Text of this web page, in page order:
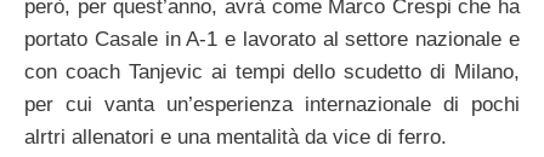
però, per quest’anno, avrà come Marco Crespi che ha
portato Casale in A-1 e lavorato al settore nazionale e
con coach Tanjevic ai tempi dello scudetto di Milano,
per cui vanta un’esperienza internazionale di pochi
alrtri allenatori e una mentalità da vice di ferro.